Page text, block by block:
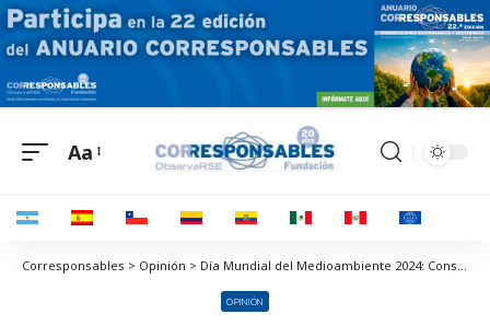
Aa
Corresponsables > Opinión > Día Mundial del Medioambiente 2024: Conservación de la Biodiversidad en Peligro
OPINIÓN